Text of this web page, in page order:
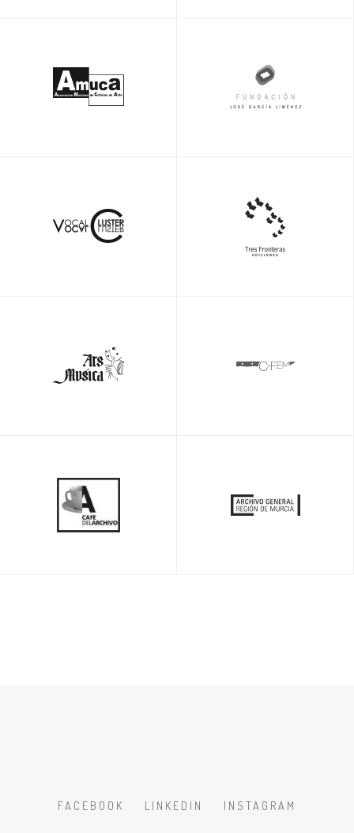
FACEBOOK LINKEDIN INSTAGRAM